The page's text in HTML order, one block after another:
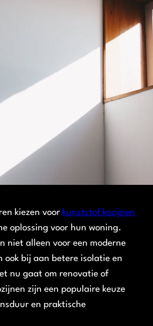
kiezen voor kunststof kozijnen
oplossing voor hun woning.
niet alleen voor een moderne
bij aan betere isolatie en
nu gaat om renovatie of
zijn een populaire keuze
en praktische